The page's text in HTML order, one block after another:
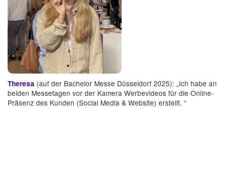
Theresa (auf der Bachelor Messe Düsseldorf 2025): „Ich habe an
beiden Messetagen vor der Kamera Werbevideos für die Online-
Präsenz des Kunden (Social Media & Website) erstellt. “